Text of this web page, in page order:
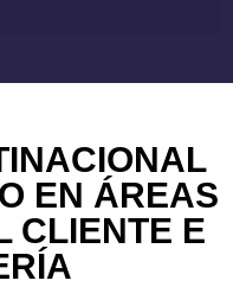
EN ÁREAS
CLIENTE E